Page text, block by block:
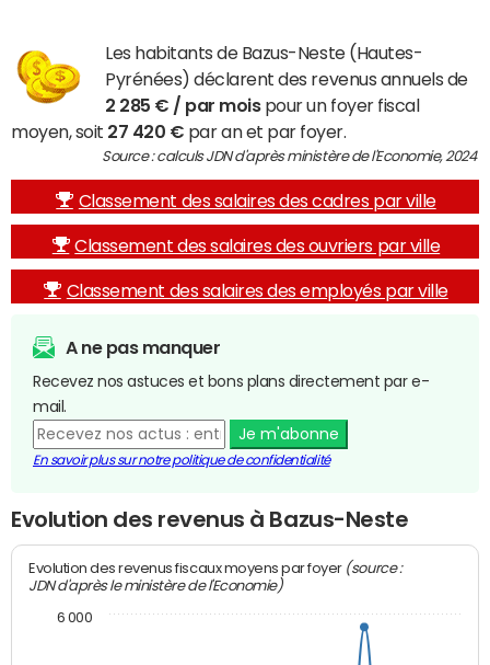
Les habitants de Bazus-Neste (Hautes-
Pyrénées) déclarent des revenus annuels de
2 285 € / par moispour un foyer fiscal
moyen, soit 27 420 € par an et par foyer.
Source : calculs JDN d'après ministère de l'Economie, 2024
Classement des salaires des cadres par ville
Classement des salaires des ouvriers par ville
Classement des salaires des employés par ville
A ne pas manquer
Recevez nos astuces et bons plans directement par e-
mail.
Je m'abonne
En savoir plus sur notre politique de confidentialité
Evolution des revenus à Bazus-Neste
Evolution des revenus fiscaux moyens par foyer (source :
JDN d'après le ministère de l'Economie)
6 000